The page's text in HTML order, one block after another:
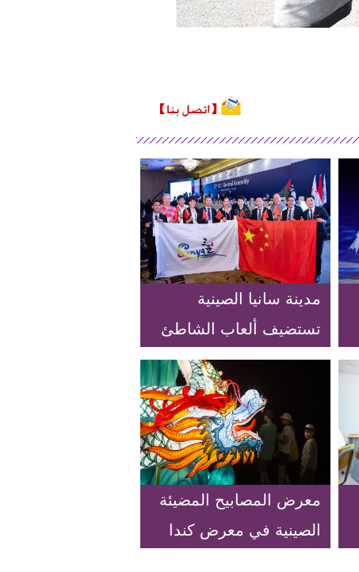
مدينة سانيا الصينية
تستضيف ألعاب الشاطئ
الآسيوية 2020
معرض المصابيح المضيئة
الصينية في معرض كندا